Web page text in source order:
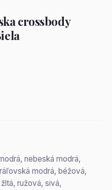
crossbody
nebeská modrá,
modrá, béžová,
ružová, sivá,